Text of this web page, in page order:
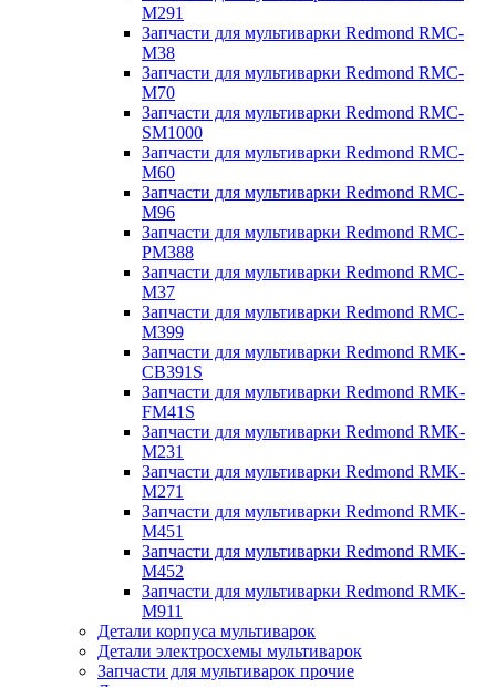
M291
Запчасти для мультиварки Redmond RMC-
M38
Запчасти для мультиварки Redmond RMC-
M70
Запчасти для мультиварки Redmond RMC-
SM1000
Запчасти для мультиварки Redmond RMC-
M60
Запчасти для мультиварки Redmond RMC-
M96
Запчасти для мультиварки Redmond RMC-
PM388
Запчасти для мультиварки Redmond RMC-
M37
Запчасти для мультиварки Redmond RMC-
M399
Запчасти для мультиварки Redmond RMK-
CB391S
Запчасти для мультиварки Redmond RMK-
FM41S
Запчасти для мультиварки Redmond RMK-
M231
Запчасти для мультиварки Redmond RMK-
M271
Запчасти для мультиварки Redmond RMK-
M451
Запчасти для мультиварки Redmond RMK-
M452
Запчасти для мультиварки Redmond RMK-
M911
Детали корпуса мультиварок
Детали электросхемы мультиварок
Запчасти для мультиварок прочие